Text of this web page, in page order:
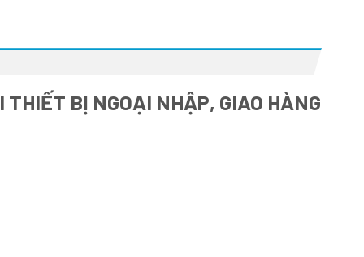
BỊ NGOẠI NHẬP, GIAO HÀNG